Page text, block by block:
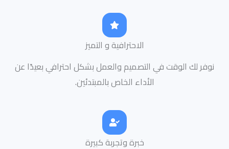
الاحترافية و التميز
نوفر لك الوقت في التصميم والعمل بشكل احترافي بعيدًا عن
الأداء الخاص بالمبتدئين.
خبرة وتجربة كبيرة